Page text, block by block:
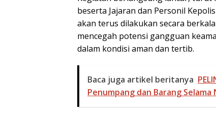
beserta Jajaran dan Personil
akan terus dilakukan secara
mencegah potensi gangguan
dalam kondisi aman dan tertib.
Baca juga artikel beritanya
Penumpang dan Barang Selama